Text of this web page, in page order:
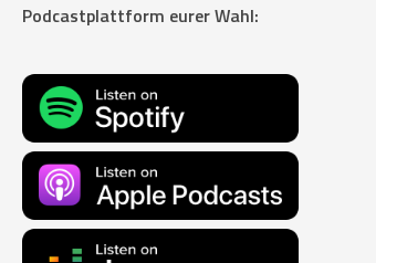
Podcastplattform eurer Wahl: